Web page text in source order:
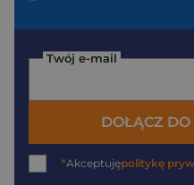
Twój e-mail
DOŁĄCZ
*Akceptujępolitykę